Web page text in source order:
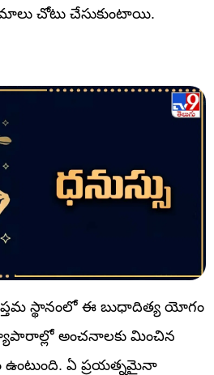
చోటు చేసుకుంటాయి.
స్థానంలో ఈ బుధాదిత్య యోగం
వ్యాపారాల్లో అంచనాలకు మించిన
ఏ ప్రయత్నమైనా